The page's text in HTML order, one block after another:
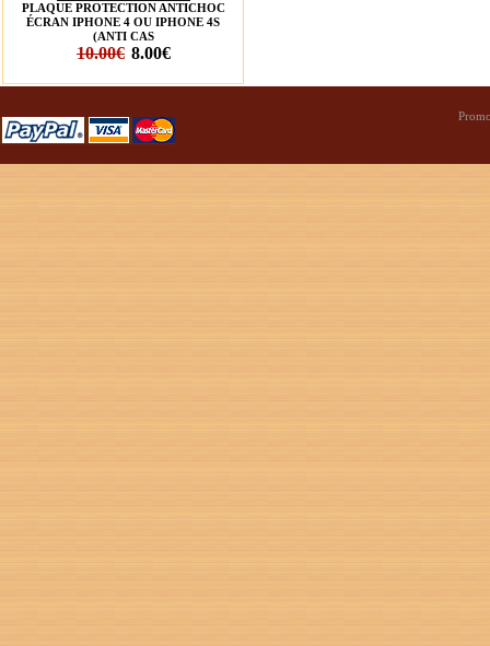
PLAQUE PROTECTION ANTICHOC
ÉCRAN IPHONE 4 OU IPHONE 4S
(ANTI CAS
10.00€ 8.00€